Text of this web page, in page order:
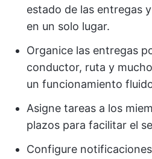
estado de las entregas
en un solo lugar.
Organice las entregas
conductor, ruta y
un funcionamiento
Asigne tareas a los
plazos para facilitar el
Configure